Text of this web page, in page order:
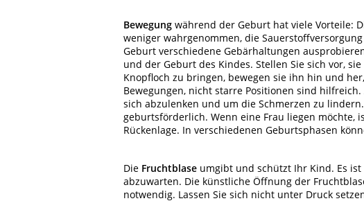
Bewegung während der Geburt hat viele Vorteile:
weniger wahrgenommen, die
Geburt verschiedene Gebärhaltungen
und der Geburt des Kindes. Stellen Sie sich vor,
Knopfloch zu bringen, bewegen sie ihn hin und
Bewegungen, nicht starre Positionen sind
sich abzulenken und um die Schmerzen zu
geburtsförderlich. Wenn eine Frau liegen
Rückenlage. In verschiedenen Geburtsphasen
Die Fruchtblase umgibt und schützt Ihr Kind. Es
abzuwarten. Die künstliche Öffnung der
notwendig. Lassen Sie sich nicht unter Druck